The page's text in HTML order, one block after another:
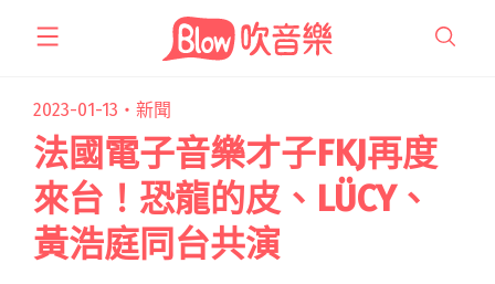
2023-01-13・ 新聞
法國電子音樂才子FKJ再度
來台！恐龍的皮、LÜCY、
黃浩庭同台共演